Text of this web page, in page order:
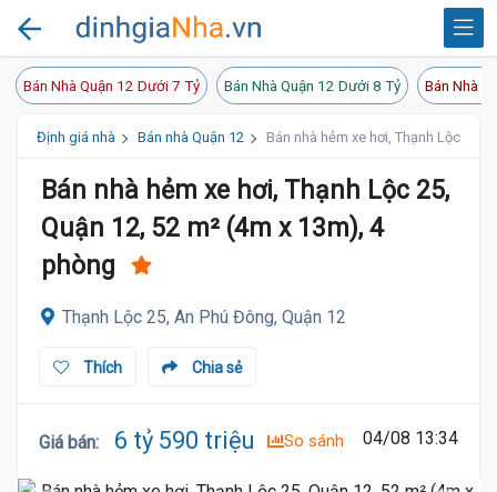
Bán Nhà Quận 12 Dưới 7 Tỷ Bán Nhà Quận 12 Dưới 8 Tỷ Bán Nhà
Định giá nhà Bán nhà Quận 12 Bán nhà hẻm xe hơi, Thạnh Lộc 25,
Bán nhà hẻm xe hơi, Thạnh Lộc 25,
Quận 12, 52 m² (4m x 13m), 4
phòng
Thạnh Lộc 25, An Phú Đông, Quận 12
Chia sẻ
Thích
Giá bán: 6 tỷ 590 triệu So sánh 04/08 13:34